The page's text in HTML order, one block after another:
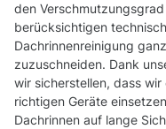
den
berücksichtigen
Dachrinnenreinigung
zuzuschneiden. Dank
wir sicherstellen, dass
richtigen Geräte
Dachrinnen auf lange